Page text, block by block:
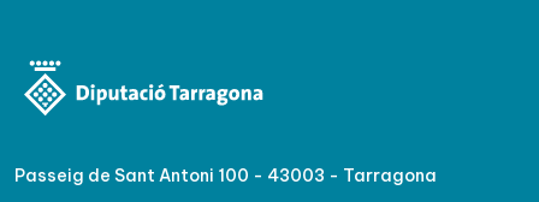
Passeig de Sant Antoni 100 - 43003 - Tarragona